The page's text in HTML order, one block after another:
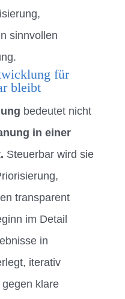
sinnvollen
für
bleibt
bedeutet nicht
in einer
Steuerbar wird sie
transparent
im Detail
in
iterativ
klare